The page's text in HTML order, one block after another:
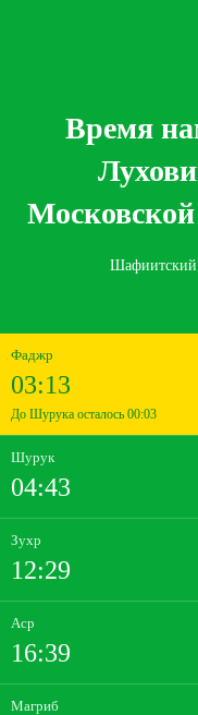
Время
Московской
Шафиитский
Фаджр
03:13
До Шурука осталось 00:03
Шурук
04:43
Зухр
12:29
Аср
16:39
Магриб